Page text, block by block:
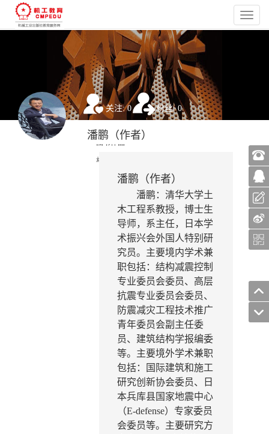
关注: 0 粉丝: 0
潘鹏（作者）
图书作品
机工教育大讲堂
潘鹏（作者）
潘鹏：清华大学土
木工程系教授，博士生
导师， 系主任，日本学
术振兴会外国人特别研
究员。主要境内学术兼
职包括：结构减震控制
专业委员会委员、高层
抗震专业委员会委员、
防震减灾工程技术推广
青年委员会副主任委
员、建筑结构学报编委
等。主要境外学术兼职
包括：国际建筑和施工
研究创新协会委员、日
本兵库县国家地震中心
（E-defense）专家委员
会委员等。主要研究方